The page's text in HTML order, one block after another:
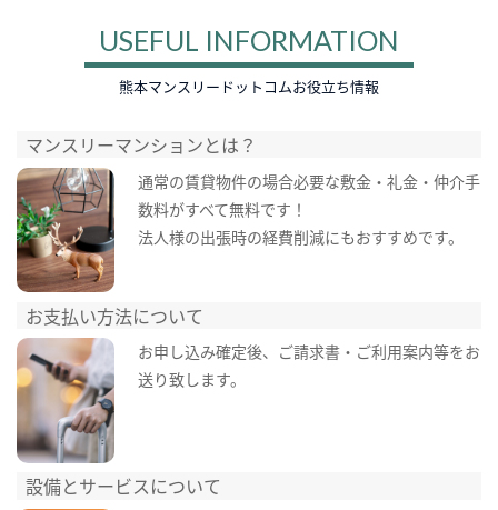
USEFUL INFORMATION
熊本マンスリードットコムお役立ち情報
マンスリーマンションとは？
通常の賃貸物件の場合必要な敷金・礼金・仲介手
数料がすべて無料です！
法人様の出張時の経費削減にもおすすめです。
お支払い方法について
お申し込み確定後、ご請求書・ご利用案内等をお
送り致します。
設備とサービスについて